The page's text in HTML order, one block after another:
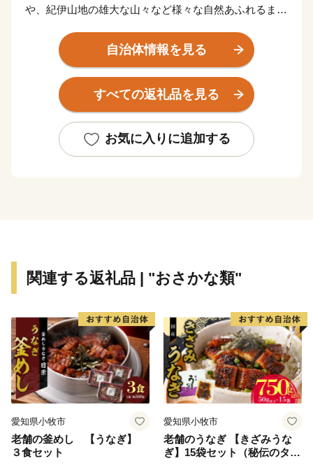
や、紀伊山地の雄大な山々など様々な自然あふれるまち
に登録されている熊野古道、里山の恩恵を活かした持続
可能な農業として世界農業遺産に認定されている「みな
べ・田辺の梅システム」の２つの世界遺産を有していま
す。旅人を癒す温泉、海の幸、山の幸などたくさんの魅
自治体情報を見る
すべての返礼品を見る
お気に入りに追加する
関連する返礼品 | "おさかな類"
愛知県小牧市
老舗の釜めし 【うなぎ】
３食セット
愛知県小牧市
老舗のうなぎ 【きざみうな
ぎ】15袋セット（秘伝のタレ